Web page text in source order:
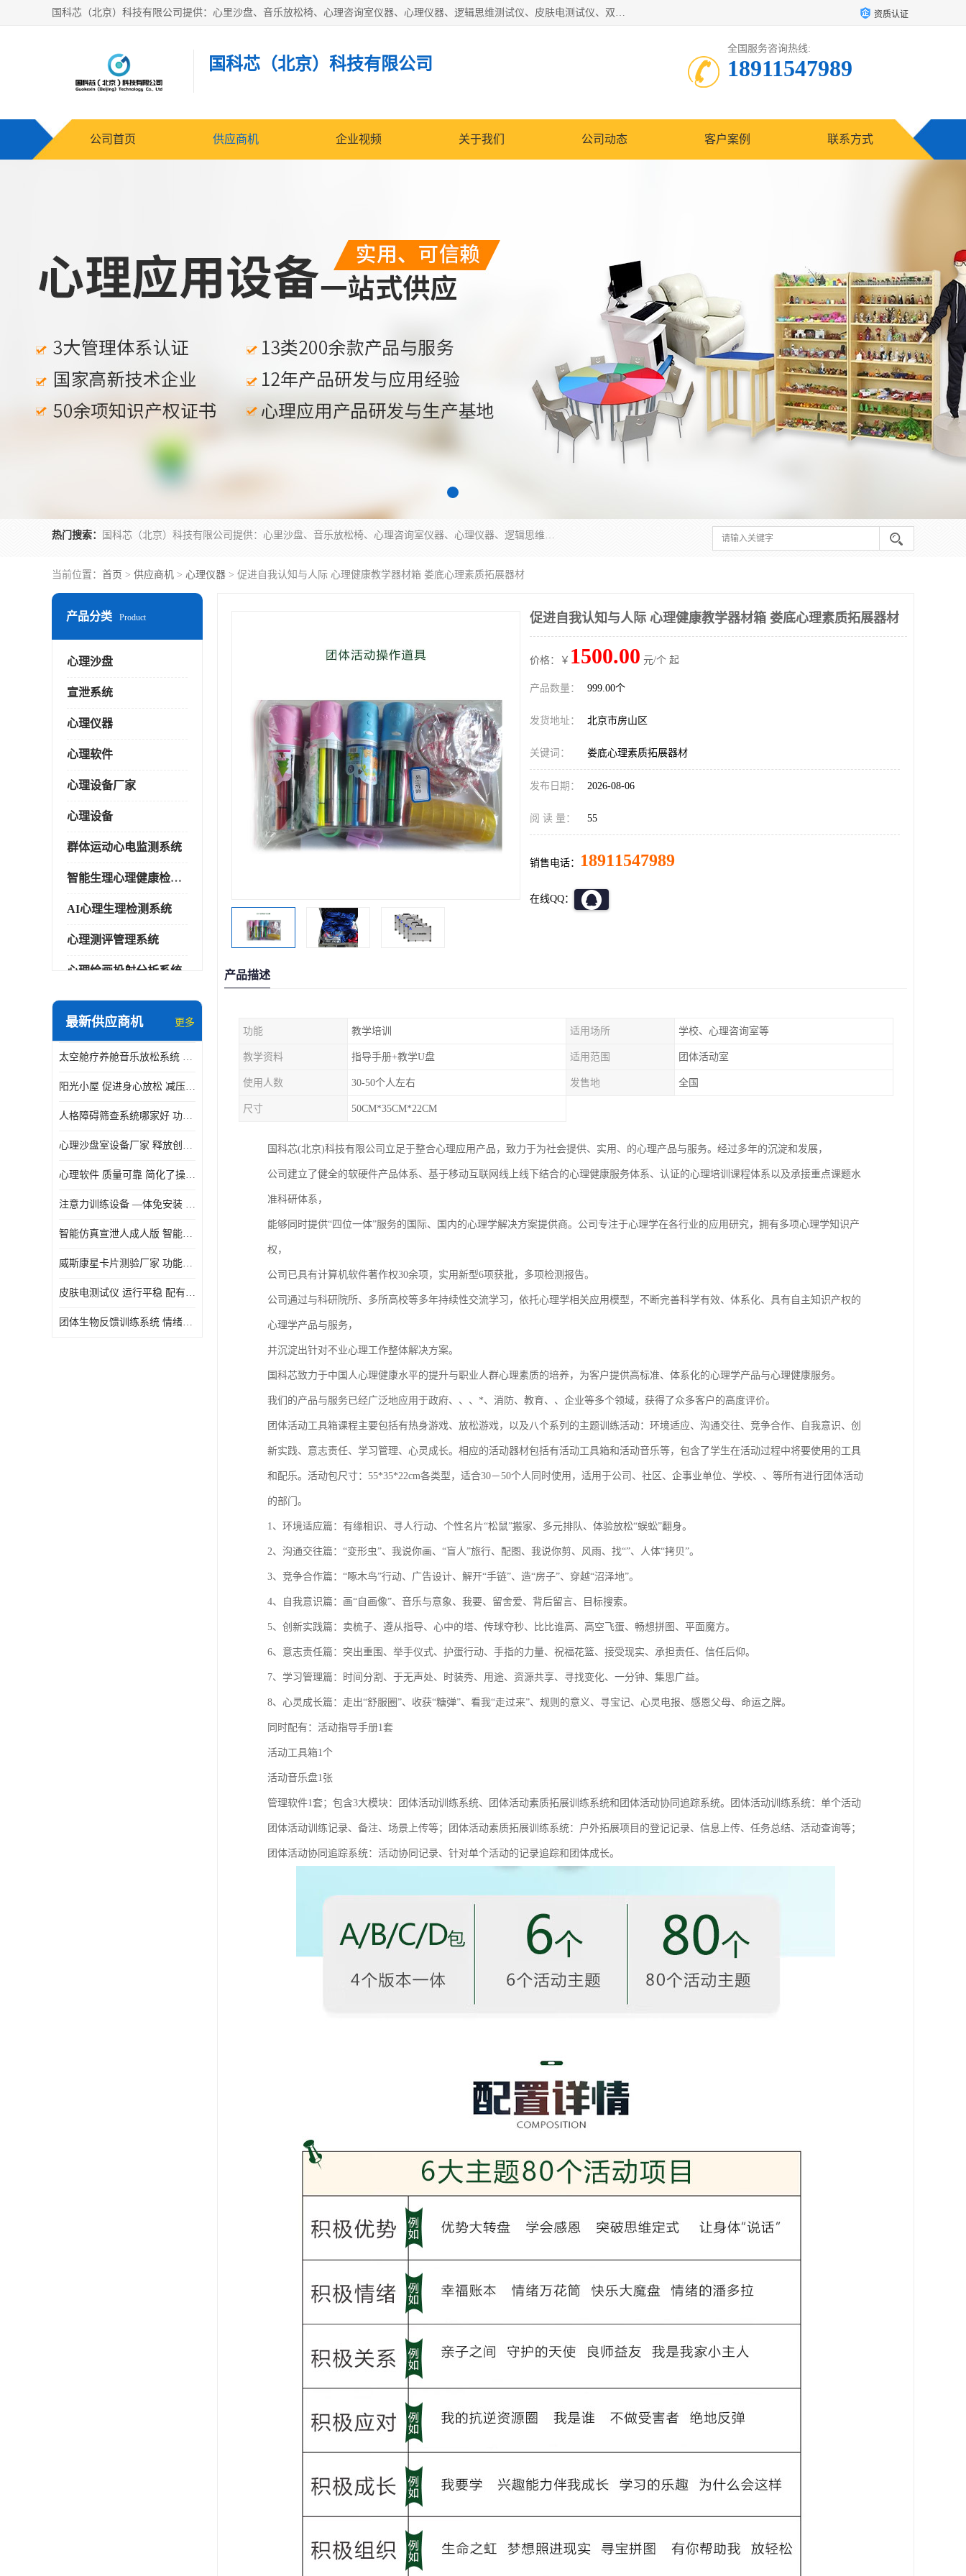
国科芯（北京）科技有限公司提供：心里沙盘、音乐放松椅、心理咨询室仪器、心理仪器、逻辑思维测试仪、皮肤电测试仪、双手协调器、双手协调测试仪、注意力集中测试仪等各种心理学仪器设备。 资质认证
国科芯（北京）科技有限公司
全国服务咨询热线:
18911547989
公司首页 供应商机 企业视频 关于我们 公司动态 客户案例 联系方式
热门搜索： 国科芯（北京）科技有限公司提供：心里沙盘、音乐放松椅、心理咨询室仪器、心理仪器、逻辑思维测试仪、皮肤电测试仪、双手协调器、双手协调测试仪、注意力集中测试仪等各种心理学仪器设备。
当前位置： 首页 > 供应商机 > 心理仪器 > 促进自我认知与人际 心理健康教学器材箱 娄底心理素质拓展器材
产品分类 Product
心理沙盘
宣泄系统
心理仪器
心理软件
心理设备厂家
心理设备
群体运动心电监测系统
智能生理心理健康检测系统
AI心理生理检测系统
心理测评管理系统
心理绘画投射分析系统
可变速催眠放松催眠套件
智能反馈训练系统
便携式生物反馈仪
最新供应商机 更多
太空舱疗养舱音乐放松系统 使用方便 可实时监测
阳光小屋 促进身心放松 减压放松音乐椅
人格障碍筛查系统哪家好 功能丰富 支持多级用户管理
心理沙盘室设备厂家 释放创造力 有利于集中和加强心理注意力
心理软件 质量可靠 简化了操作的步骤
注意力训练设备 —体免安装 数据呈现方式多
智能仿真宣泄人成人版 智能化程度高 内置多种宣泄主题
威斯康星卡片测验厂家 功能丰富 应用领域广
皮肤电测试仪 运行平稳 配有内置扬声器
团体生物反馈训练系统 情绪宣泄设备 系统管理方便
促进自我认知与人际 心理健康教学器材箱 娄底心理素质拓展器材
价格：￥ 1500.00 元/个 起
产品数量： 999.00个
发货地址： 北京市房山区
关键词： 娄底心理素质拓展器材
发布日期： 2026-08-06
阅 读 量： 55
销售电话： 18911547989
在线QQ：
产品描述
功能 教学培训 适用场所 学校、心理咨询室等
教学资料 指导手册+教学U盘 适用范围 团体活动室
使用人数 30-50个人左右 发售地 全国
尺寸 50CM*35CM*22CM
国科芯(北京)科技有限公司立足于整合心理应用产品，致力于为社会提供、实用、的心理产品与服务。经过多年的沉淀和发展，
公司建立了健全的软硬件产品体系、基于移动互联网线上线下结合的心理健康服务体系、认证的心理培训课程体系以及承接重点课题水
准科研体系，
能够同时提供“四位一体”服务的国际、国内的心理学解决方案提供商。公司专注于心理学在各行业的应用研究，拥有多项心理学知识产
权，
公司已具有计算机软件著作权30余项，实用新型6项获批，多项检测报告。
公司通过与科研院所、多所高校等多年持续性交流学习，依托心理学相关应用模型，不断完善科学有效、体系化、具有自主知识产权的
心理学产品与服务，
并沉淀出针对不业心理工作整体解决方案。
国科芯致力于中国人心理健康水平的提升与职业人群心理素质的培养，为客户提供高标准、体系化的心理学产品与心理健康服务。
我们的产品与服务已经广泛地应用于政府、、、*、消防、教育、、企业等多个领域，获得了众多客户的高度评价。
团体活动工具箱课程主要包括有热身游戏、放松游戏，以及八个系列的主题训练活动：环境适应、沟通交往、竞争合作、自我意识、创
新实践、意志责任、学习管理、心灵成长。相应的活动器材包括有活动工具箱和活动音乐等，包含了学生在活动过程中将要使用的工具
和配乐。活动包尺寸：55*35*22cm各类型，适合30－50个人同时使用，适用于公司、社区、企事业单位、学校、、等所有进行团体活动
的部门。
1、环境适应篇：有缘相识、寻人行动、个性名片“松鼠”搬家、多元排队、体验放松“蜈蚣”翻身。
2、沟通交往篇：“变形虫”、我说你画、“盲人”旅行、配图、我说你剪、风雨、找“”、人体“拷贝”。
3、竞争合作篇：“啄木鸟”行动、广告设计、解开“手链”、造“房子”、穿越“沼泽地”。
4、自我意识篇：画“自画像”、音乐与意象、我要、留舍爱、背后留言、目标搜索。
5、创新实践篇：卖梳子、遵从指导、心中的塔、传球夺秒、比比谁高、高空飞蛋、畅想拼图、平面魔方。
6、意志责任篇：突出重围、举手仪式、护蛋行动、手指的力量、祝福花篮、接受现实、承担责任、信任后仰。
7、学习管理篇：时间分割、于无声处、时装秀、用途、资源共享、寻找变化、一分钟、集思广益。
8、心灵成长篇：走出“舒服圈”、收获“糖弹”、看我“走过来”、规则的意义、寻宝记、心灵电报、感恩父母、命运之牌。
同时配有：活动指导手册1套
活动工具箱1个
活动音乐盘1张
管理软件1套；包含3大模块：团体活动训练系统、团体活动素质拓展训练系统和团体活动协同追踪系统。团体活动训练系统：单个活动
团体活动训练记录、备注、场景上传等；团体活动素质拓展训练系统：户外拓展项目的登记记录、信息上传、任务总结、活动查询等；
团体活动协同追踪系统：活动协同记录、针对单个活动的记录追踪和团体成长。